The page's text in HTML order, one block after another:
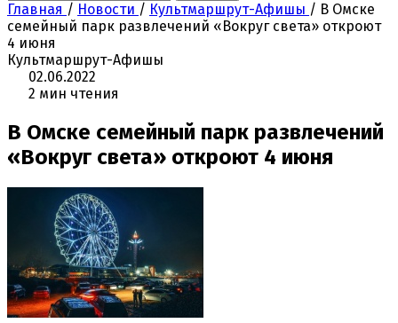
Главная / Новости / Культмаршрут-Афишы / В Омске
семейный парк развлечений «Вокруг света» откроют
4 июня
Культмаршрут-Афишы
02.06.2022
2 мин чтения
В Омске семейный парк развлечений
«Вокруг света» откроют 4 июня